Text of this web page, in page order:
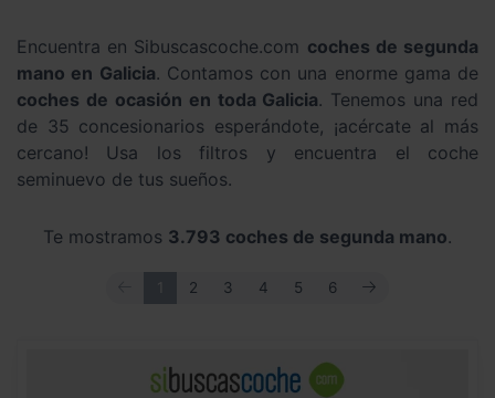
Encuentra en Sibuscascoche.com coches de segunda
mano en Galicia. Contamos con una enorme gama de
coches de ocasión en toda Galicia. Tenemos una red
de 35 concesionarios esperándote, ¡acércate al más
cercano! Usa los filtros y encuentra el coche
seminuevo de tus sueños.
Te mostramos 3.793 coches de segunda mano.
ANTERIOR
2 3 4 5 6 SIGUIENTE